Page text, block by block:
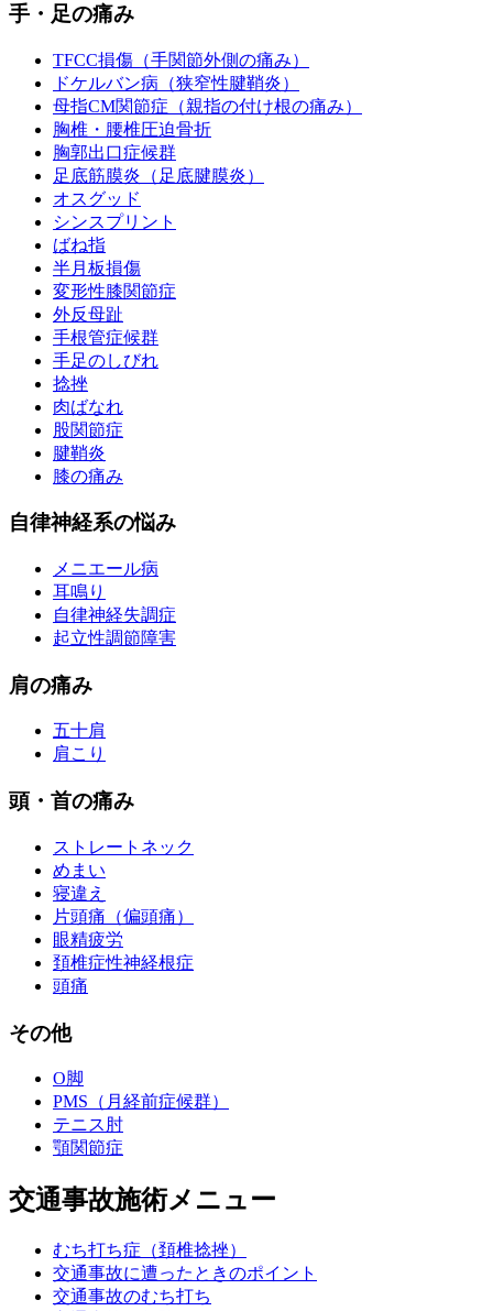
手・足の痛み
TFCC損傷（手関節外側の痛み）
ドケルバン病（狭窄性腱鞘炎）
母指CM関節症（親指の付け根の痛み）
胸椎・腰椎圧迫骨折
胸郭出口症候群
足底筋膜炎（足底腱膜炎）
オスグッド
シンスプリント
ばね指
半月板損傷
変形性膝関節症
外反母趾
手根管症候群
手足のしびれ
捻挫
肉ばなれ
股関節症
腱鞘炎
膝の痛み
自律神経系の悩み
メニエール病
耳鳴り
自律神経失調症
起立性調節障害
肩の痛み
五十肩
肩こり
頭・首の痛み
ストレートネック
めまい
寝違え
片頭痛（偏頭痛）
眼精疲労
頚椎症性神経根症
頭痛
その他
O脚
PMS（月経前症候群）
テニス肘
顎関節症
交通事故施術メニュー
むち打ち症（頚椎捻挫）
交通事故に遭ったときのポイント
交通事故のむち打ち